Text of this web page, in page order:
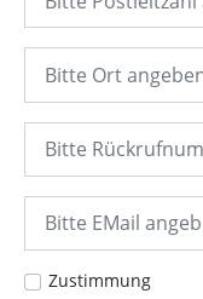
Zustimmung